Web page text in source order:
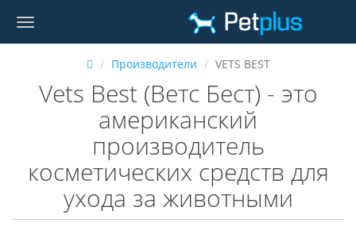
Производители VETS BEST
Vets Best (Ветс Бест) - это
американский
производитель
косметических средств для
ухода за животными